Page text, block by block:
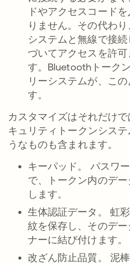
ドやアクセスコード
りません。その代わ
システムと無線で接
づいてアクセスを許可
す。Bluetoothトーク
リーシステムが、こ
す。
カスタマイズはそれだけ
キュリティトークンシス
うなものも含まれます。
キーパッド。 パスワ
で、トークン内のデ
します。
生体認証データ。 虹
紋を保存し、そのデ
ナーに結び付けます。
改ざん防止品質。 泥